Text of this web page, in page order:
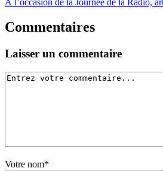
Commentaires
Laisser un commentaire
Votre nom*